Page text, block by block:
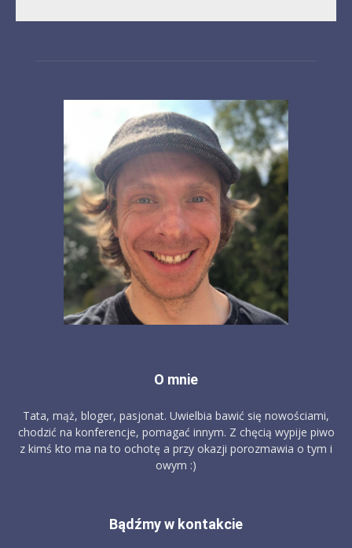
O mnie
Tata, mąż, bloger, pasjonat. Uwielbia bawić się nowościami,
chodzić na konferencje, pomagać innym. Z chęcią wypije piwo
z kimś kto ma na to ochotę a przy okazji porozmawia o tym i
owym :)
Bądźmy w kontakcie